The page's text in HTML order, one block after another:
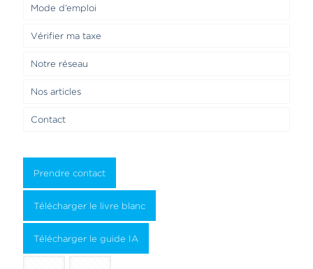
Mode d’emploi
Vérifier ma taxe
Notre réseau
Nos articles
Contact
Prendre contact
Télécharger le livre blanc
Télécharger le guide IA